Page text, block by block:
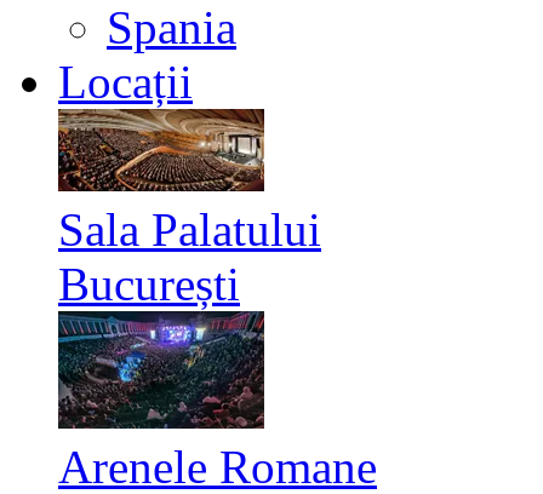
Spania
Locații
Sala Palatului
București
Arenele Romane